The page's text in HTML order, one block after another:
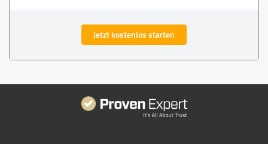
Jetzt kostenlos starten